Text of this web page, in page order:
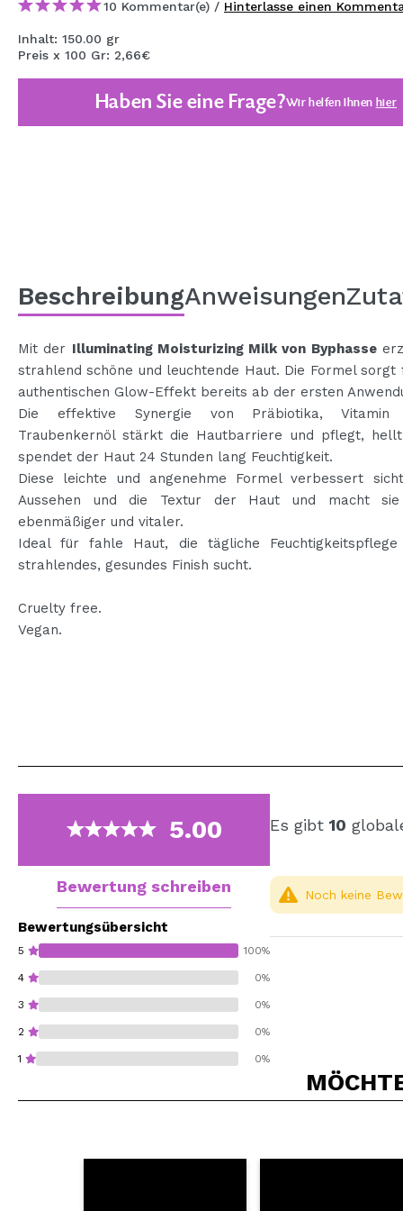
KOREA ZONE
TRAVEL SIZE
NATURE
BALD VERFÜGBAR
10 Kommentar(e) / Hinterlasse einen
Inhalt: 150.00 gr
Preis x 100 Gr: 2,66€
Haben Sie eine Frage?Wir helfen Ihnen hier
BeschreibungAnweisungen
Mit der Illuminating Moisturizing Milk von Byphasse
strahlend schöne und leuchtende Haut. Die Formel sorgt
authentischen Glow-Effekt bereits ab der ersten
Die effektive Synergie von Präbiotika,
Traubenkernöl stärkt die Hautbarriere und pflegt,
spendet der Haut 24 Stunden lang Feuchtigkeit.
Diese leichte und angenehme Formel verbessert
Aussehen und die Textur der Haut und macht
ebenmäßiger und vitaler.
Ideal für fahle Haut, die tägliche
strahlendes, gesundes Finish sucht.
Cruelty free.
Vegan.
5.00
Bewertung schreiben
Bewertungsübersicht
5 100%
4 0%
3 0%
2 0%
1 0%
Es gibt 10
Noch keine